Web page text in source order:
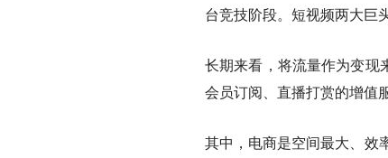
台竞技阶段。短视频两大巨
长期来看，将流量作为变现
会员订阅、直播打赏的增值
其中，电商是空间最大、效